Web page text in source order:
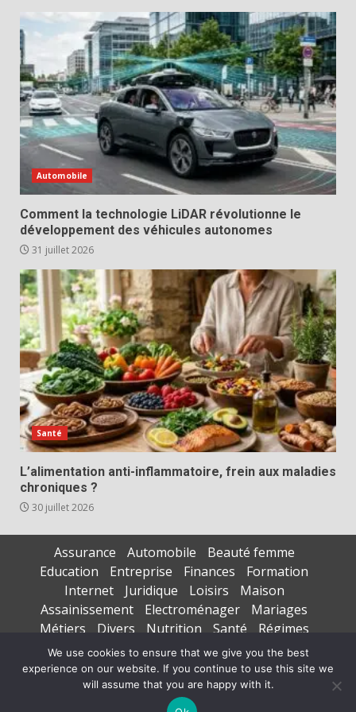
Automobile
Comment la technologie LiDAR révolutionne le
développement des véhicules autonomes
31 juillet 2026
Santé
L’alimentation anti-inflammatoire, frein aux maladies
chroniques ?
30 juillet 2026
Assurance Automobile
Beauté femme
Education
Entreprise Finances
Formation
Internet
Juridique Loisirs
Maison
Assainissement
Electroménager
Mariages
Métiers
Divers Nutrition Santé
Régimes
Seniors
Sports
Vacances
Copyright © All rights reserved.|DarkNews
themes
We use cookies to ensure that we give you the best
experience on our website. If you continue to use this site we
will assume that you are happy with it.